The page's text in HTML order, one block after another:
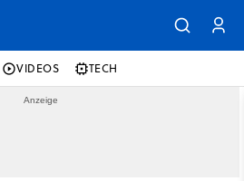
VIDEOS TECH